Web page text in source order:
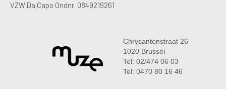
VZW Da Capo Ondnr. 0849219261
Chrysantenstraat 26
1020 Brussel
Tel: 02/474 06 03
Tel: 0470 80 16 46